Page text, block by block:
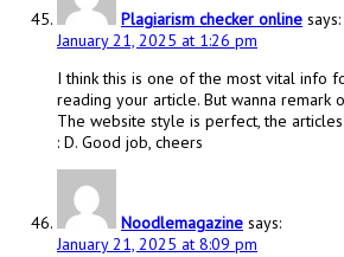
Plagiarism checker online says:
January 21, 2025 at 1:26 pm
I think this is one of the most vital info
reading your article. But wanna remark
The website style is perfect, the
: D. Good job, cheers
Noodlemagazine says:
January 21, 2025 at 8:09 pm